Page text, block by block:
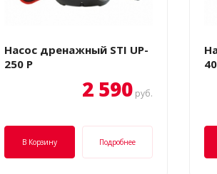
Насос дренажный STI UP-
250 P
2 590 руб.
В Корзину Подробнее